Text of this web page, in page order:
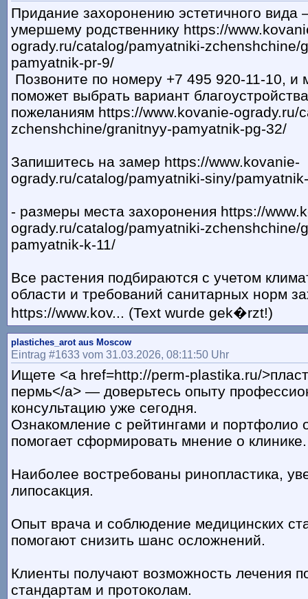
Придание захоронению эстетичного
умершему родственнику https://
ogrady.ru/catalog/pamyatniki-zchenshchine/
pamyatnik-pr-9/
Позвоните по номеру +7 495 920-11-10, и
поможет выбрать вариант
пожеланиям https://www.kovanie-ogrady.ru/
zchenshchine/granitnyy-pamyatnik-pg-32/
Запишитесь на замер https://www.kovanie-
ogrady.ru/catalog/pamyatniki-siny/
- размеры места захоронения https://
ogrady.ru/catalog/pamyatniki-zchenshchine/
pamyatnik-k-11/
Все растения подбираются с учетом
области и требований санитарных норм
https://www.kov... (Text wurde gek�rzt!)
plastiches_arot aus Moscow
Eintrag #1633 vom 31.03.2026, 08:11:50 Uhr
Ищете <a href=http://perm-plastika.ru/
пермь</a> — доверьтесь опыту
консультацию уже сегодня.
Ознакомление с рейтингами и портфолио
помогает сформировать мнение о клинике.
Наиболее востребованы ринопластика,
липосакция.
Опыт врача и соблюдение медицинских
помогают снизить шанс осложнений.
Клиенты получают возможность лечения
стандартам и протоколам.